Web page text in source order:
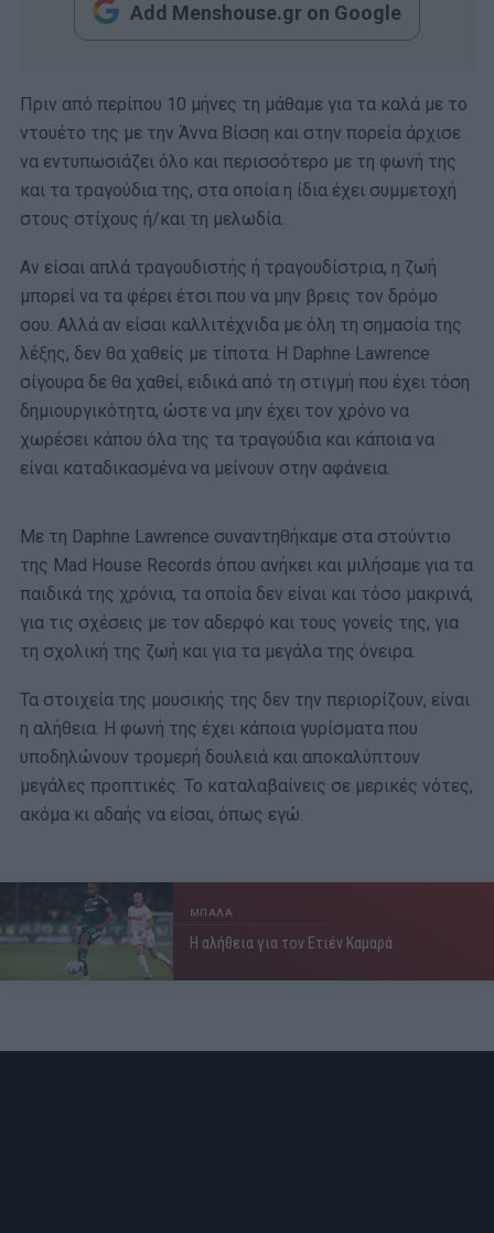
Add Menshouse.gr on Google
Πριν από περίπου 10 μήνες τη μάθαμε για τα καλά με το
ντουέτο της με την Άννα Βίσση και στην πορεία άρχισε
να εντυπωσιάζει όλο και περισσότερο με τη φωνή της
και τα τραγούδια της, στα οποία η ίδια έχει συμμετοχή
στους στίχους ή/και τη μελωδία.
Αν είσαι απλά τραγουδιστής ή τραγουδίστρια, η ζωή
μπορεί να τα φέρει έτσι που να μην βρεις τον δρόμο
σου. Αλλά αν είσαι καλλιτέχνιδα με όλη τη σημασία της
λέξης, δεν θα χαθείς με τίποτα. Η Daphne Lawrence
σίγουρα δε θα χαθεί, ειδικά από τη στιγμή που έχει τόση
δημιουργικότητα, ώστε να μην έχει τον χρόνο να
χωρέσει κάπου όλα της τα τραγούδια και κάποια να
είναι καταδικασμένα να μείνουν στην αφάνεια.
Με τη Daphne Lawrence συναντηθήκαμε στα στούντιο
της Mad House Records όπου ανήκει και μιλήσαμε για τα
παιδικά της χρόνια, τα οποία δεν είναι και τόσο μακρινά,
για τις σχέσεις με τον αδερφό και τους γονείς της, για
τη σχολική της ζωή και για τα μεγάλα της όνειρα.
Τα στοιχεία της μουσικής της δεν την περιορίζουν, είναι
η αλήθεια. Η φωνή της έχει κάποια γυρίσματα που
υποδηλώνουν τρομερή δουλειά και αποκαλύπτουν
μεγάλες προπτικές. Το καταλαβαίνεις σε μερικές νότες,
ακόμα κι αδαής να είσαι, όπως εγώ.
ΜΠΑΛΑ
Η αλήθεια για τον Ετιέν Καμαρά